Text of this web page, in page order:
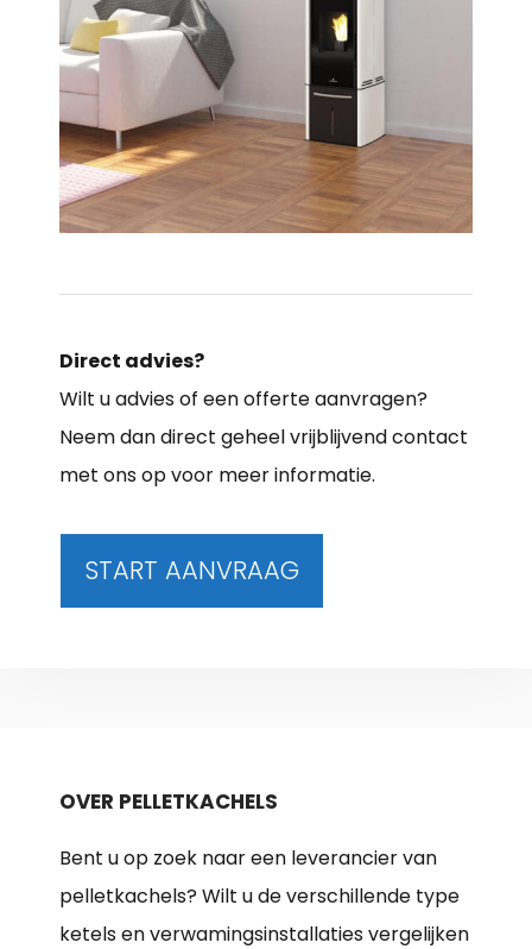
Direct advies?
Wilt u advies of een offerte aanvragen?
Neem dan direct geheel vrijblijvend contact
met ons op voor meer informatie.
START AANVRAAG
OVER PELLETKACHELS
Bent u op zoek naar een leverancier van
pelletkachels? Wilt u de verschillende type
ketels en verwamingsinstallaties vergelijken